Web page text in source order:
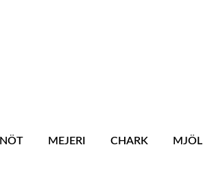
NÖT MEJERI CHARK MJÖL